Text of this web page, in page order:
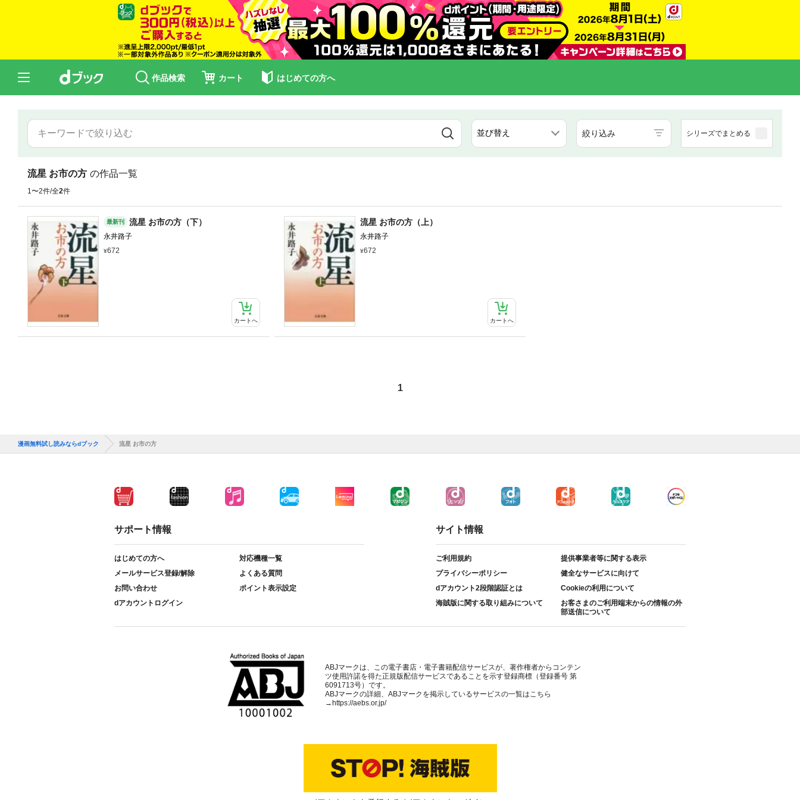
作品検索 カート はじめての方へ
絞り込み シリーズでまとめる
流星 お市の方 の作品一覧
1〜2件/全2件
最新刊 流星 お市の方（下）
永井路子
672
カートへ
流星 お市の方（上）
永井路子
672
カートへ
1
漫画無料試し読みならdブック 流星 お市の方
サポート情報
はじめての方へ
対応機種一覧
メールサービス登録/解除
よくある質問
お問い合わせ
ポイント表示設定
dアカウントログイン
サイト情報
ご利用規約
提供事業者等に関する表示
プライバシーポリシー
健全なサービスに向けて
dアカウント2段階認証とは
Cookieの利用について
海賊版に関する取り組みについて
お客さまのご利用端末からの情報の外
部送信について
ABJマークは、この電子書店・電子書籍配信サービスが、著作権者からコンテン
ツ使用許諾を得た正規版配信サービスであることを示す登録商標（登録番号 第
6091713号）です。
ABJマークの詳細、ABJマークを掲示しているサービスの一覧はこちら
→ https://aebs.or.jp/